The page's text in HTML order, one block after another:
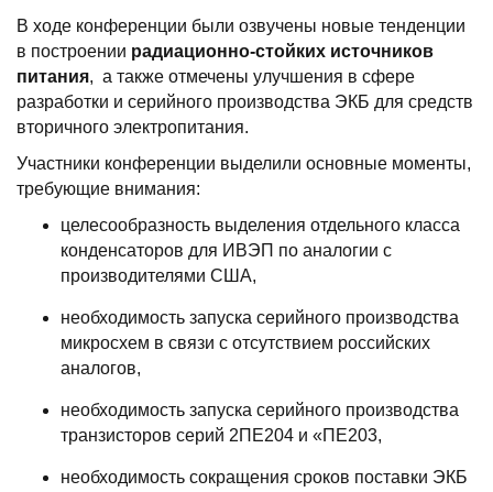
В ходе конференции были озвучены новые тенденции
в построении радиационно-стойких источников
питания, а также отмечены улучшения в сфере
разработки и серийного производства ЭКБ для средств
вторичного электропитания.
Участники конференции выделили основные моменты,
требующие внимания:
целесообразность выделения отдельного класса
конденсаторов для ИВЭП по аналогии с
производителями США,
необходимость запуска серийного производства
микросхем в связи с отсутствием российских
аналогов,
необходимость запуска серийного производства
транзисторов серий 2ПЕ204 и «ПЕ203,
необходимость сокращения сроков поставки ЭКБ